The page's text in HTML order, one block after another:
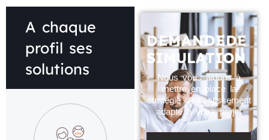
DEMANDEDE
SIMULATION
Nous vous aidons à
mettre en place la
stratégie d’investissement
adapté à votre projet
A chaque
profil ses
solutions​​